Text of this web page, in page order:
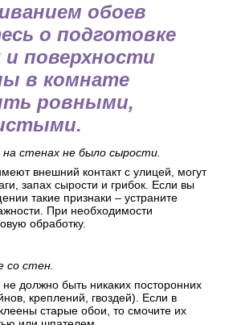
обоев
о подготовке
поверхности
в комнате
ровными,
стенах не было сырости.
внешний контакт с улицей, могут
запах сырости и грибок. Если вы
такие признаки – устраните
При необходимости
обработку.
со стен.
должно быть никаких посторонних
креплений, гвоздей). Если в
старые обои, то смочите их